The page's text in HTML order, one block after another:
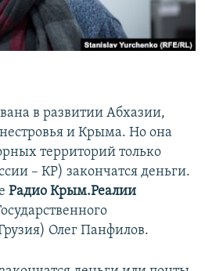
в развитии Абхазии,
и Крыма. Но она
территорий только
– КР) закончатся деньги.
Радио Крым.Реалии
Олег Панфилов.